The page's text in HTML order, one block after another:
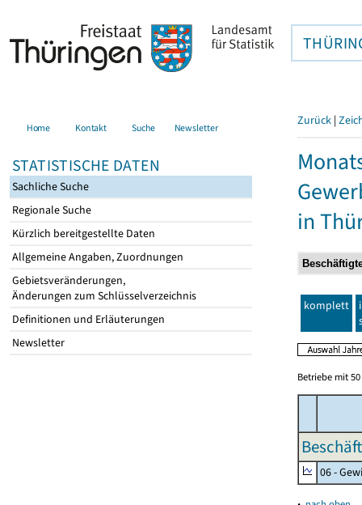
Home Kontakt Suche Newsletter
STATISTISCHE DATEN
Sachliche Suche
Regionale Suche
Kürzlich bereitgestellte Daten
Allgemeine Angaben, Zuordnungen
Gebietsveränderungen,
Änderungen zum Schlüsselverzeichnis
Definitionen und Erläuterungen
Newsletter
Zurück |
in
komplett
Betriebe mit
06 -